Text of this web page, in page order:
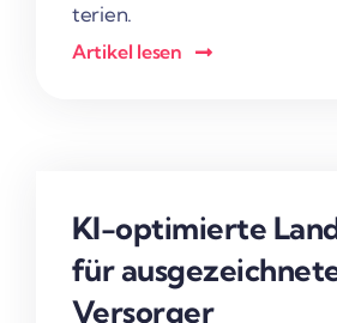
te­rien.
Artikel lesen
KI-opti­­­mierte
für
Versorger